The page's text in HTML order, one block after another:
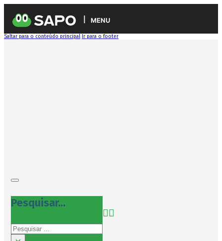
MENU
Saltar para o conteúdo principal Ir para o footer
Pesquisar...
Pesquisar